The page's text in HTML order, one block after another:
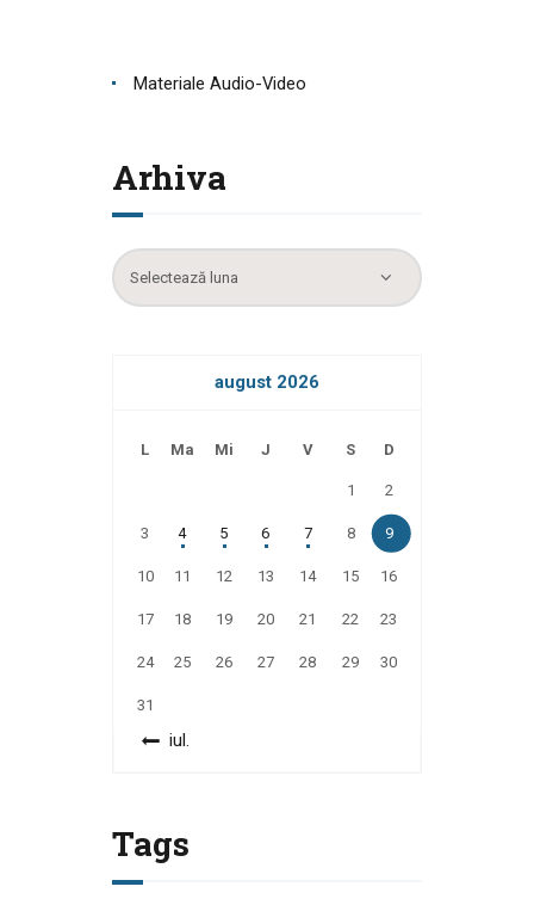
Materiale Audio-Video
Arhiva
Arhiva
august 2026
L Ma Mi J V S D
1 2
3 4 5 6 7 8 9
10 11 12 13 14 15 16
17 18 19 20 21 22 23
24 25 26 27 28 29 30
31
« iul.
Tags